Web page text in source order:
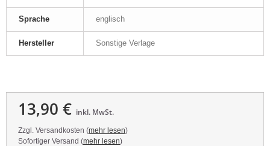
Sprache englisch
Hersteller Sonstige Verlage
13,90 € inkl. MwSt.
Zzgl. Versandkosten (mehr lesen)
Sofortiger Versand (mehr lesen)